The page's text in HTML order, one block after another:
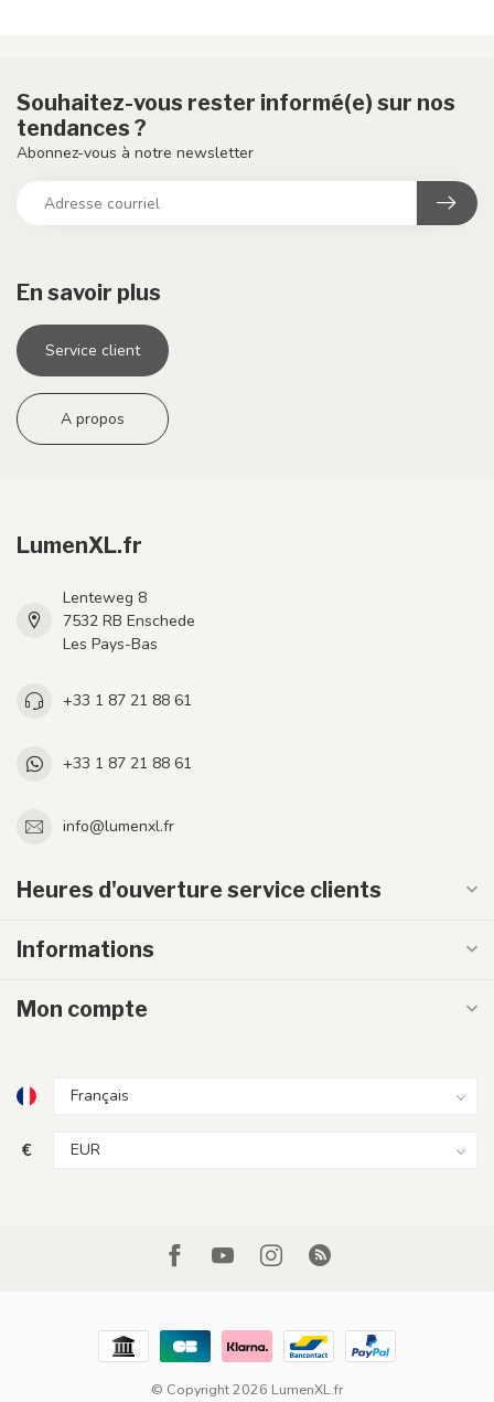
En savoir plus
Service client
A propos
Souhaitez-vous rester informé(e) sur nos
tendances ?
Abonnez-vous à notre newsletter
LumenXL.fr
Lenteweg 8
7532 RB Enschede
Les Pays-Bas
+33 1 87 21 88 61
+33 1 87 21 88 61
info@lumenxl.fr
Heures d'ouverture service clients
Informations
Mon compte
€
© Copyright 2026 LumenXL.fr